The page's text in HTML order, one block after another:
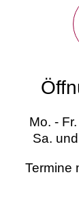
Mo. -
Sa.
Termine